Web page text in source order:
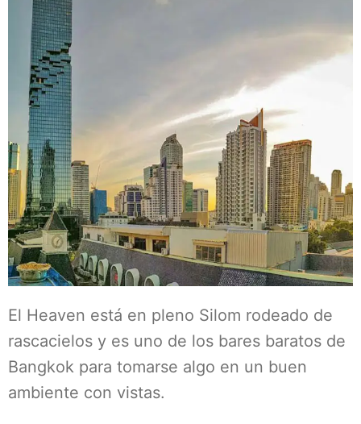
El Heaven está en pleno Silom rodeado de
rascacielos y es uno de los bares baratos de
Bangkok para tomarse algo en un buen
ambiente con vistas.